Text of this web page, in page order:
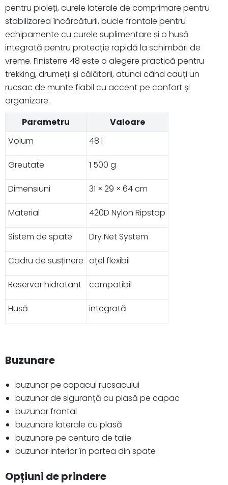
pentru pioleți, curele laterale de comprimare pentru
stabilizarea încărcăturii, bucle frontale pentru
echipamente cu curele suplimentare și o husă
integrată pentru protecție rapidă la schimbări de
vreme. Finisterre 48 este o alegere practică pentru
trekking, drumeții și călătorii, atunci când cauți un
rucsac de munte fiabil cu accent pe confort și
organizare.
Parametru
Valoare
Volum
48 l
Greutate 1 500 g
Dimensiuni 31 × 29 × 64 cm
Material 420D Nylon Ripstop
Sistem de spate Dry Net System
Cadru de susținere oțel flexibil
Reservor hidratant compatibil
Husă integrată
Buzunare
buzunar pe capacul rucsacului
buzunar de siguranță cu plasă pe capac
buzunar frontal
buzunare laterale cu plasă
buzunare pe centura de talie
buzunar interior în partea din spate
Opțiuni de prindere